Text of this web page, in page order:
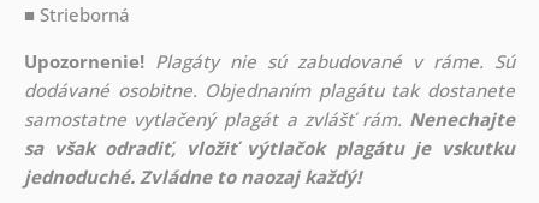
■ Strieborná
Upozornenie! Plagáty nie sú zabudované v ráme. Sú
dodávané osobitne. Objednaním plagátu tak dostanete
samostatne vytlačený plagát a zvlášť rám. Nenechajte
sa však odradiť, vložiť výtlačok plagátu je vskutku
jednoduché. Zvládne to naozaj každý!